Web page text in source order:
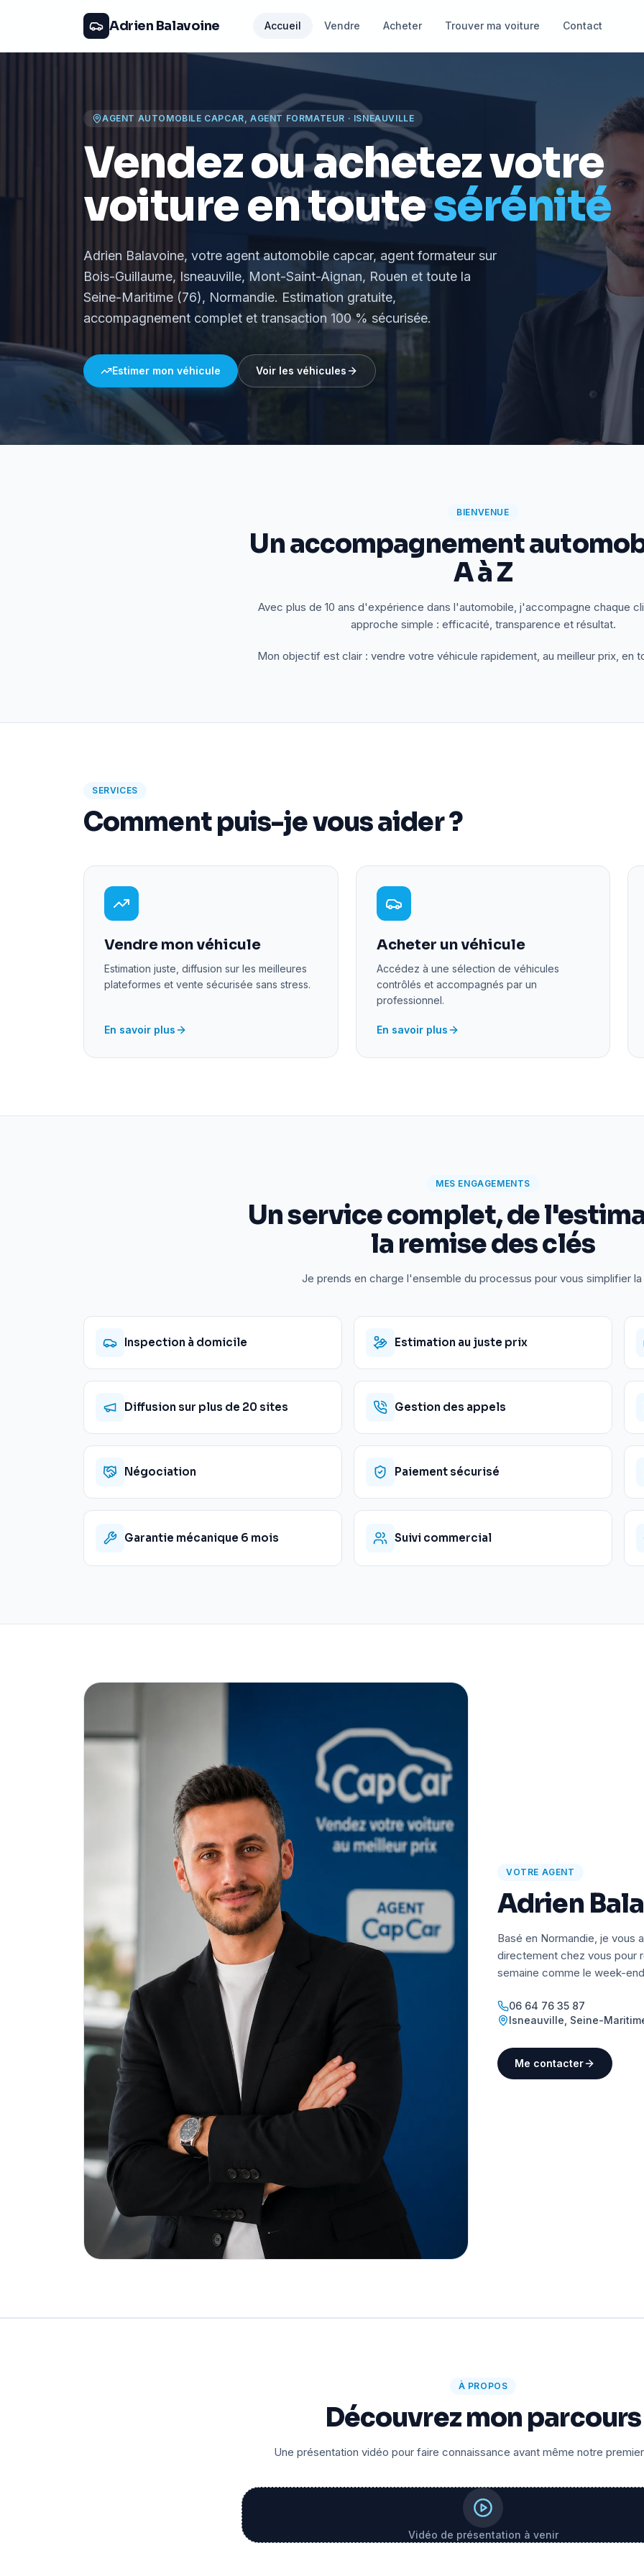
Adrien Balavoine Accueil Vendre Acheter Trouver ma voiture Contact
AGENT AUTOMOBILE CAPCAR, AGENT FORMATEUR · ISNEAUVILLE
Vendez ou achetez votre
voiture en toutesérénité
Adrien Balavoine, votre agent automobile capcar, agent formateur sur
Bois-Guillaume, Isneauville, Mont-Saint-Aignan, Rouen et toute la
Seine-Maritime (76), Normandie. Estimation gratuite,
accompagnement complet et transaction 100 % sécurisée.
Estimer mon véhicule Voir les véhicules
BIENVENUE
Un accompagnement
A à Z
Avec plus de 10 ans d'expérience dans l'automobile, j'accompagne chaque
approche simple : efficacité, transparence et résultat.
Mon objectif est clair : vendre votre véhicule rapidement, au meilleur prix, en
SERVICES
Comment puis-je vous aider ?
Vendre mon véhicule
Estimation juste, diffusion sur les meilleures
plateformes et vente sécurisée sans stress.
En savoir plus
Acheter un véhicule
Accédez à une sélection de véhicules
contrôlés et accompagnés par un
professionnel.
En savoir plus
MES ENGAGEMENTS
Un service complet, de
la remise des clés
Je prends en charge l'ensemble du processus pour vous simplifier la
Inspection à domicile Estimation au juste prix
Diffusion sur plus de 20 sites Gestion des appels
Négociation Paiement sécurisé
Garantie mécanique 6 mois Suivi commercial
VOTRE AGENT
Adrien
Basé en Normandie, je vous
directement chez vous pour
semaine comme le week-
06 64 76 35 87
Isneauville Seine-
Me contacter
À PROPOS
Découvrez mon parcours
Une présentation vidéo pour faire connaissance avant même notre
Vidéo de présentation à venir